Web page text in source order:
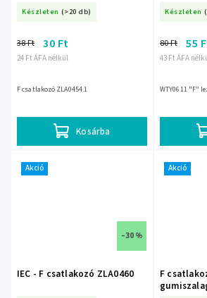
Készleten (>20 db)
24 Ft ÁFA nélkül
38 Ft 30 Ft
Kosárba
F csatlakozó ZLA0454.1
Készleten
43 Ft ÁFA
80 Ft 55
WTY0611 "F"
Akció
–30 %
IEC - F csatlakozó ZLA0460
Akció
F